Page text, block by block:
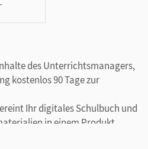
des Unterrichtsmanagers,
kostenlos 90 Tage zur
Ihr digitales Schulbuch und
in einem Produkt.
vereinfacht er Ihre